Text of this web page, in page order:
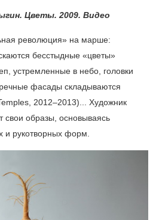
Цветы. 2009. Видео
революция» на марше:
бесстыдные «цветы»
устремленные в небо, головки
фасады складываются
2012–2013)... Художник
свои образы, основываясь
и рукотворных форм.